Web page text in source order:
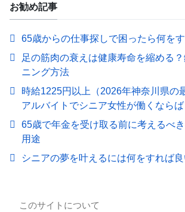
お勧め記事
65歳からの仕事探しで困ったら何を
足の筋肉の衰えは健康寿命を縮める
ニング方法
時給1225円以上（2026年神奈川県の
アルバイトでシニア女性が働くならば
65歳で年金を受け取る前に考えるべ
用途
シニアの夢を叶えるには何をすれば良
このサイトについて